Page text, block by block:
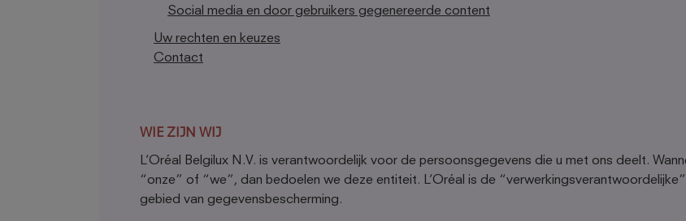
Social media en door gebruikers gegenereerde content
Uw rechten en keuzes
Contact
WIE ZIJN WIJ
L’Oréal Belgilux N.V. is verantwoordelijk voor de persoonsgegevens die u met ons deelt.
“onze” of “we”, dan bedoelen we deze entiteit. L’Oréal is de
gebied van gegevensbescherming.